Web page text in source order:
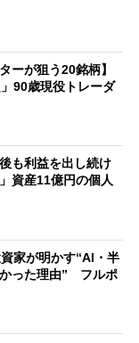
ーが狙う20銘柄】
」90歳現役トレーダ
も利益を出し続け
資産11億円の個人
家が明かす“AI・半
った理由” フルポ